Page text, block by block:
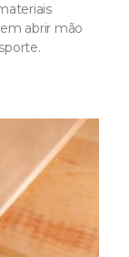
abrir mão